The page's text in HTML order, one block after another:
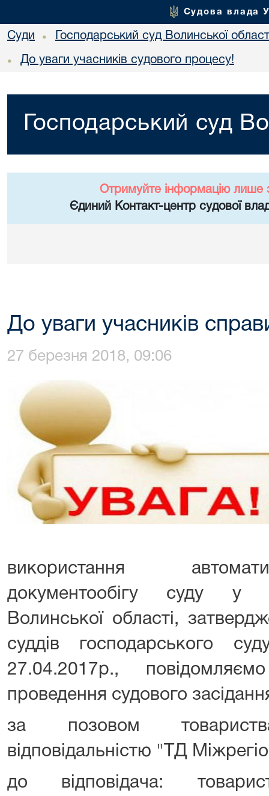
Судова влада
Суди • Господарський суд Волинської
• До уваги учасників судового процесу!
Господарський суд
Отримуйте інформацію лише
Єдиний Контакт-центр судової
До уваги учасників
27 березня 2018, 09:06
використання
документообігу суду у
Волинської області,
суддів господарського
27.04.2017р.,
проведення судового
за позовом
відповідальністю "ТД
до відповідача: